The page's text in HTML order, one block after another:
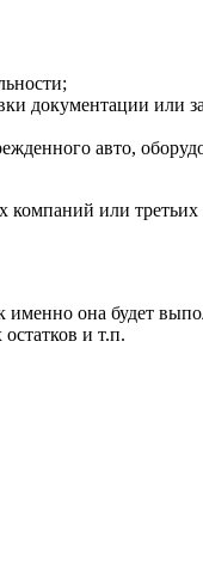
документации или
авто,
или
она будет
и т.п.